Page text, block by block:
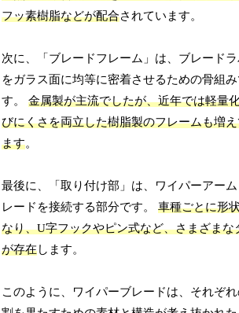
フッ素樹脂などが配合されています。
次に、「ブレードフレーム」は、ブレード
をガラス面に均等に密着させるための骨組
す。金属製が主流でしたが、近年では軽量
びにくさを両立した樹脂製のフレームも増
ます。
最後に、「取り付け部」は、ワイパーアー
レードを接続する部分です。車種ごとに形
なり、U字フックやピン式など、さまざまな
が存在します。
このように、ワイパーブレードは、それぞ